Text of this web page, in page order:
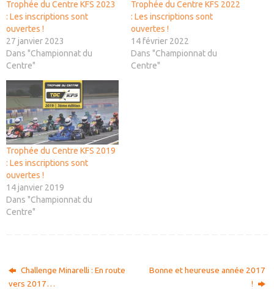
Trophée du Centre KFS 2023
: Les inscriptions sont
ouvertes !
27 janvier 2023
Dans "Championnat du
Centre"
Trophée du Centre KFS 2022
: Les inscriptions sont
ouvertes !
14 février 2022
Dans "Championnat du
Centre"
Trophée du Centre KFS 2019
: Les inscriptions sont
ouvertes !
14 janvier 2019
Dans "Championnat du
Centre"
Challenge Minarelli : En route
vers 2017…
Bonne et heureuse année 2017
!